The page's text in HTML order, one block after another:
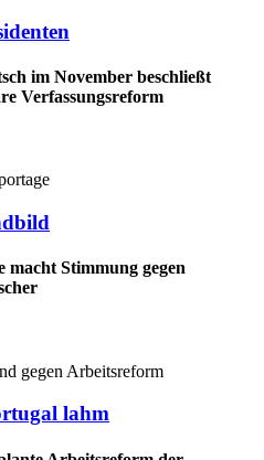
im November beschließt
Verfassungsreform
macht Stimmung gegen
gegen Arbeitsreform
lahm